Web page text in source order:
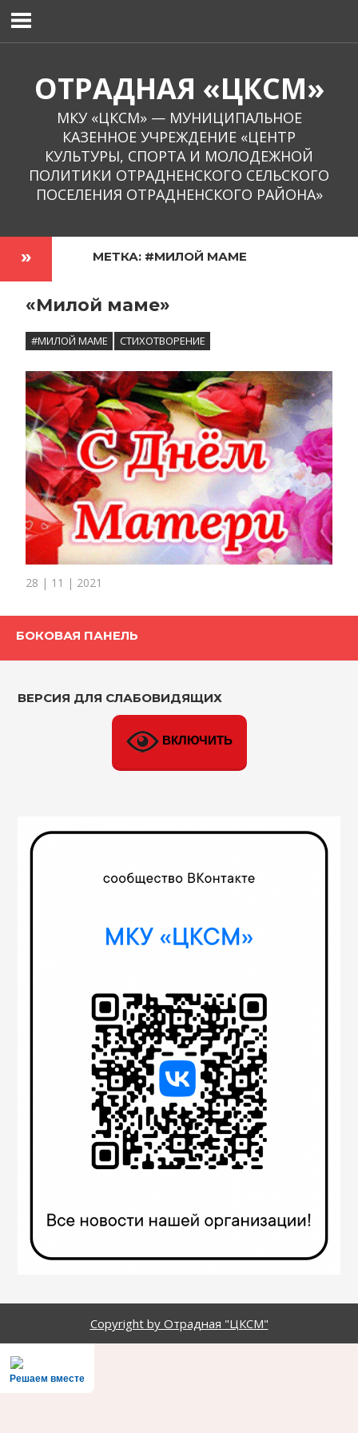
содержимому
ОТРАДНАЯ «ЦКСМ»
МКУ «ЦКСМ» — МУНИЦИПАЛЬНОЕ
КАЗЕННОЕ УЧРЕЖДЕНИЕ «ЦЕНТР
КУЛЬТУРЫ, СПОРТА И МОЛОДЕЖНОЙ
ПОЛИТИКИ ОТРАДНЕНСКОГО СЕЛЬСКОГО
ПОСЕЛЕНИЯ ОТРАДНЕНСКОГО РАЙОНА»
МЕТКА: #МИЛОЙ МАМЕ
«Милой маме»
#МИЛОЙ МАМЕ СТИХОТВОРЕНИЕ
28 | 11 | 2021
БОКОВАЯ ПАНЕЛЬ
ВЕРСИЯ ДЛЯ СЛАБОВИДЯЩИХ
ВКЛЮЧИТЬ
Copyright by Отрадная "ЦКСМ"
Решаем вместе